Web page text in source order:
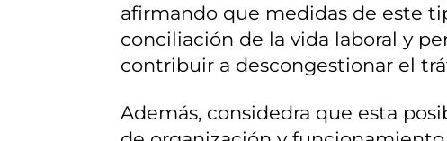
afirmando que medidas de este
conciliación de la vida laboral y
contribuir a descongestionar el
Además, considedra que esta